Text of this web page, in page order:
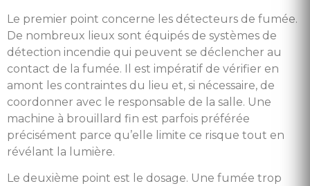
Le premier point concerne les détecteurs de fumée.
De nombreux lieux sont équipés de systèmes de
détection incendie qui peuvent se déclencher au
contact de la fumée. Il est impératif de vérifier en
amont les contraintes du lieu et, si nécessaire, de
coordonner avec le responsable de la salle. Une
machine à brouillard fin est parfois préférée
précisément parce qu’elle limite ce risque tout en
révélant la lumière.
Le deuxième point est le dosage. Une fumée trop